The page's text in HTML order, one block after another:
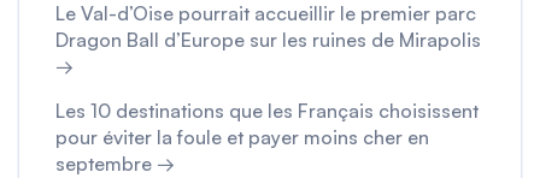
Le Val-d’Oise pourrait accueillir le premier parc
Dragon Ball d’Europe sur les ruines de Mirapolis
→
Les 10 destinations que les Français choisissent
pour éviter la foule et payer moins cher en
septembre →